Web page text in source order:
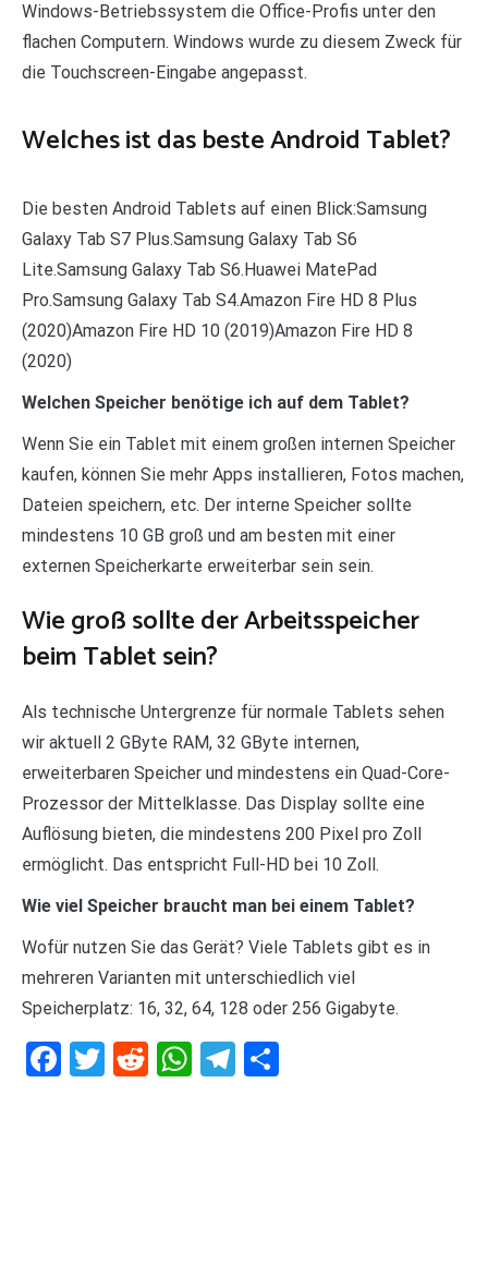
Windows-Betriebssystem die Office-Profis unter den
flachen Computern. Windows wurde zu diesem Zweck für
die Touchscreen-Eingabe angepasst.
Welches ist das beste Android Tablet?
Die besten Android Tablets auf einen Blick:Samsung
Galaxy Tab S7 Plus.Samsung Galaxy Tab S6
Lite.Samsung Galaxy Tab S6.Huawei MatePad
Pro.Samsung Galaxy Tab S4.Amazon Fire HD 8 Plus
(2020)Amazon Fire HD 10 (2019)Amazon Fire HD 8
(2020)
Welchen Speicher benötige ich auf dem Tablet?
Wenn Sie ein Tablet mit einem großen internen Speicher
kaufen, können Sie mehr Apps installieren, Fotos machen,
Dateien speichern, etc. Der interne Speicher sollte
mindestens 10 GB groß und am besten mit einer
externen Speicherkarte erweiterbar sein sein.
Wie groß sollte der Arbeitsspeicher
beim Tablet sein?
Als technische Untergrenze für normale Tablets sehen
wir aktuell 2 GByte RAM, 32 GByte internen,
erweiterbaren Speicher und mindestens ein Quad-Core-
Prozessor der Mittelklasse. Das Display sollte eine
Auflösung bieten, die mindestens 200 Pixel pro Zoll
ermöglicht. Das entspricht Full-HD bei 10 Zoll.
Wie viel Speicher braucht man bei einem Tablet?
Wofür nutzen Sie das Gerät? Viele Tablets gibt es in
mehreren Varianten mit unterschiedlich viel
Speicherplatz: 16, 32, 64, 128 oder 256 Gigabyte.
Facebook
Twitter
RedditWhatsApp
Telegram